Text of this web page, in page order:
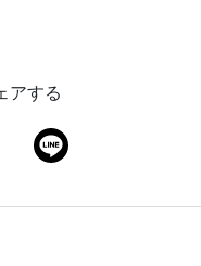
アする